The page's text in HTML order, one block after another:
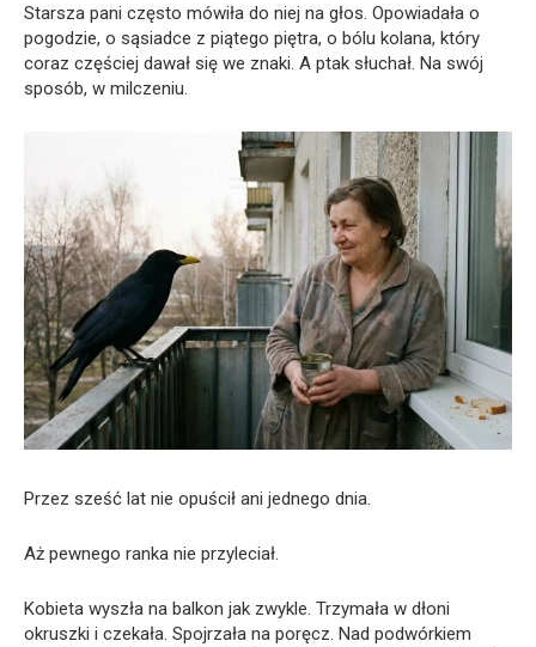
Starsza pani często mówiła do niej na głos. Opowiadała o
pogodzie, o sąsiadce z piątego piętra, o bólu kolana, który
coraz częściej dawał się we znaki. A ptak słuchał. Na swój
sposób, w milczeniu.
Przez sześć lat nie opuścił ani jednego dnia.
Aż pewnego ranka nie przyleciał.
Kobieta wyszła na balkon jak zwykle. Trzymała w dłoni
okruszki i czekała. Spojrzała na poręcz. Nad podwórkiem